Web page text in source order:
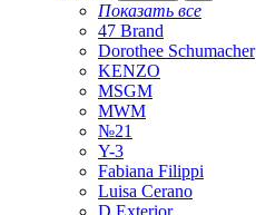
Показать все
47 Brand
Dorothee Schumacher
KENZO
MSGM
MWM
№21
Y-3
Fabiana Filippi
Luisa Cerano